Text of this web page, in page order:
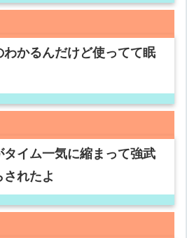
わかるんだけど使ってて眠
イム一気に縮まって強武
れたよ